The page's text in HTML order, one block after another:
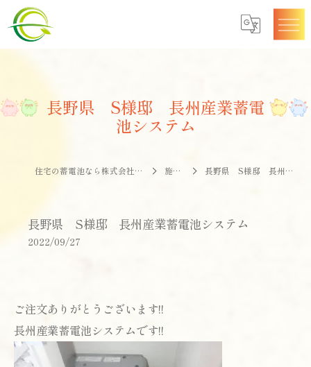
長野県 S様邸 長州産業蓄電
池システム
住宅の蓄電池なら株式会社エナジークオリティー 施工事例 長野県 S様邸 長州産業蓄電池システム
長野県 S様邸 長州産業蓄電池システム
2022/09/27
ご注文ありがとうございます!!
長州産業蓄電池システムです!!